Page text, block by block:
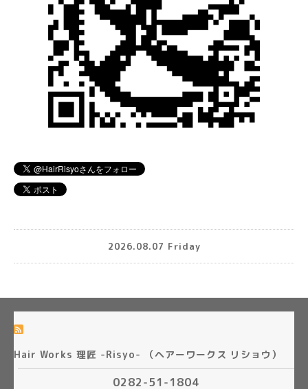
2026.08.07 Friday
Hair Works 理匠 -Risyo- （ヘアーワークス リショウ）
0282-51-1804